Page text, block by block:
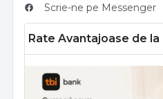
Scrie-ne pe Messenger
Rate Avantajoase de la